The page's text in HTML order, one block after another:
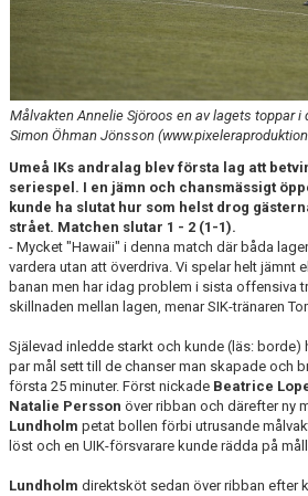
DIVISION 1 NORRA 2026
HISTORIK
Målvakten Annelie Sjöroos en av lagets toppar i
Simon Öhman Jönsson
Umeå IKs andralag blev första lag att
seriespel. I en jämn och chansmässigt
kunde ha slutat hur som helst drog
strået. Matchen slutar 1 - 2 (1-1).
- Mycket "Hawaii" i denna match där båda
vardera utan att överdriva. Vi spelar helt jämnt
banan men har idag problem i sista offensiva
skillnaden mellan lagen, menar SIK-tränaren
Själevad inledde starkt och kunde (läs: borde)
par mål sett till de chanser man skapade och
första 25 minuter. Först nickade Beatrice
Natalie Persson över ribban och därefter ny
Lundholm petat bollen förbi utrusande
löst och en UIK-försvarare kunde rädda på
Lundholm direktsköt sedan över ribban efter